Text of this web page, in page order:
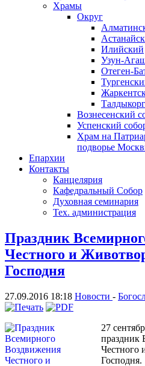
Храмы
Округ
Илийский
Узун-
Отеген-
Вознесенский
Успенский
Храм на
подворье
Епархии
Контакты
Канцелярия
Кафедральный Собор
Духовная семинария
Тех. администрация
Праздник
Честного и
Господня
27.09.2016 18:18 Новости -
27
праздник
Честного
Господня.